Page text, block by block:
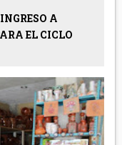
A
EL CICLO